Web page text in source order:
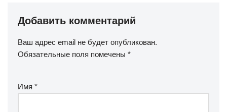
Добавить комментарий
Ваш адрес email не будет опубликован.
Обязательные поля помечены *
Имя *